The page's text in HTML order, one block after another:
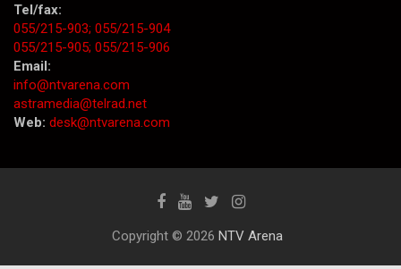
Tel/fax:
055/215-903; 055/215-904
055/215-905; 055/215-906
Email:
info@ntvarena.com
astramedia@telrad.net
Web: desk@ntvarena.com
Copyright © 2026 NTV Arena